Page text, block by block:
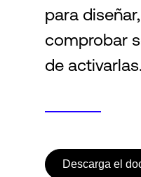
para
comprobar
de activarlas.
Descarga el